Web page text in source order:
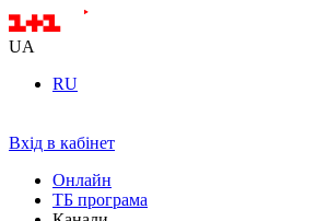
UA
RU
Вхід в кабінет
Онлайн
ТБ програма